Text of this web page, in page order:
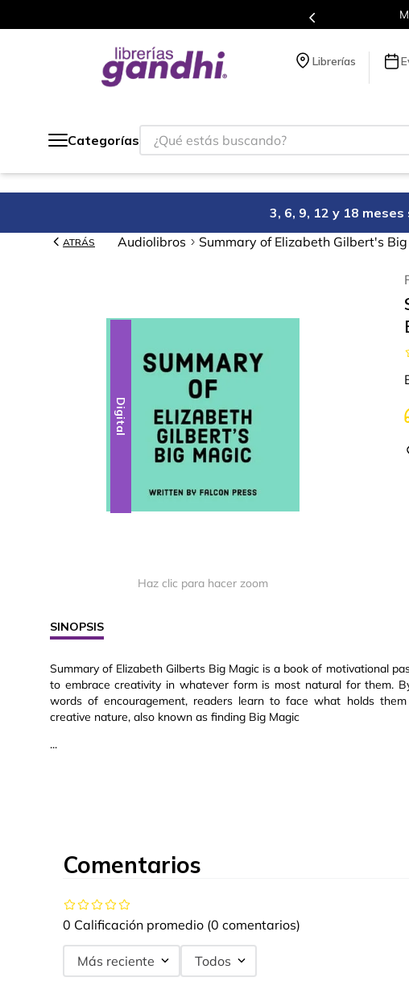
Librerías
Categorías
¿Qué estás buscando?
3, 6, 9, 12 y 18
ATRÁS Audiolibros Summary of Elizabeth Gilbert's
Digital
Haz clic para hacer zoom
SINOPSIS
Summary of Elizabeth Gilberts Big Magic is a book of motivational
to embrace creativity in whatever form is most natural for them.
words of encouragement, readers learn to face what holds
creative nature, also known as finding Big Magic
...
Comentarios
0 Calificación promedio (0 comentarios)
Más reciente Todos